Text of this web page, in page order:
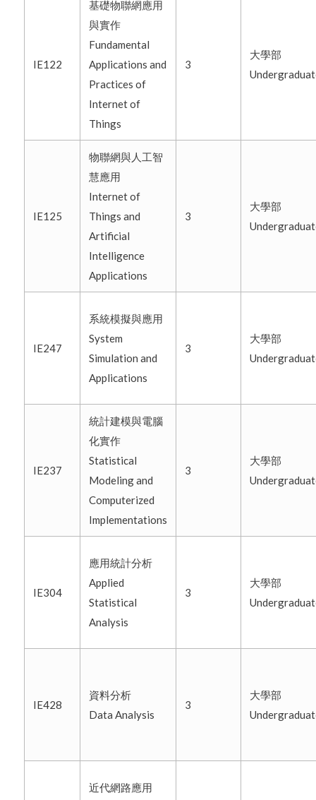
IE122
基礎物聯網應用
與實作
Fundamental
Applications and
Practices of
Internet of
Things
3
大學部
IE125
物聯網與人工智
慧應用
Internet of
Things and
Artificial
Intelligence
Applications
3
大學部
IE247
系統模擬與應用
System
Simulation and
Applications
3
大學部
IE237
統計建模與電腦
化實作
Statistical
Modeling and
Computerized
Implementations
3
大學部
IE304
應用統計分析
Applied
Statistical
Analysis
3
大學部
IE428
資料分析
Data Analysis
3
大學部
近代網路應用